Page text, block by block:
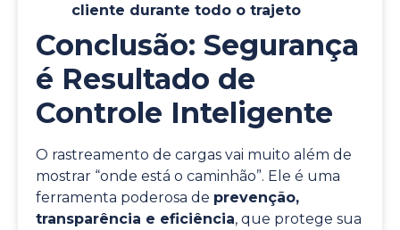
cliente durante todo o trajeto
Conclusão: Segurança
é Resultado de
Controle Inteligente
O rastreamento de cargas vai muito além de
mostrar “onde está o caminhão”. Ele é uma
ferramenta poderosa de prevenção,
transparência e eficiência, que protege sua